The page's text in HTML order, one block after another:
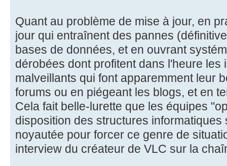
Quant au problème de mise à jour, en
jour qui entraînent des pannes
bases de données, et en ouvrant
dérobées dont profitent dans l'heure les
malveillants qui font apparemment leur
forums ou en piégeant les blogs, et en
Cela fait belle-lurette que les équipes
disposition des structures
noyautée pour forcer ce genre de
interview du créateur de VLC sur la